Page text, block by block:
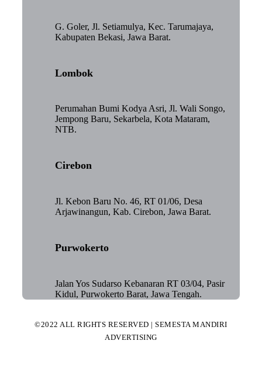
G. Goler, Jl. Setiamulya, Kec. Tarumajaya,
Kabupaten Bekasi, Jawa Barat.
Lombok
Perumahan Bumi Kodya Asri, Jl. Wali Songo,
Jempong Baru, Sekarbela, Kota Mataram,
NTB.
Cirebon
Jl. Kebon Baru No. 46, RT 01/06, Desa
Arjawinangun, Kab. Cirebon, Jawa Barat.
Purwokerto
Jalan Yos Sudarso Kebanaran RT 03/04, Pasir
Kidul, Purwokerto Barat, Jawa Tengah.
©2022 ALL RIGHTS RESERVED | SEMESTA MANDIRI
ADVERTISING